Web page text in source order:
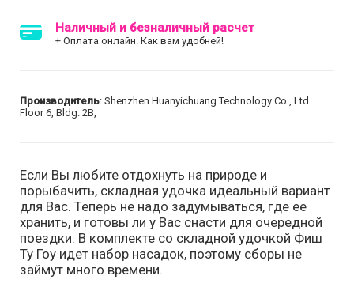
Наличный и безналичный расчет
+ Оплата онлайн. Как вам удобней!
Производитель: Shenzhen Huanyichuang Technology Co., Ltd.
Floor 6, Bldg. 2B,
Если Вы любите отдохнуть на природе и
порыбачить, складная удочка идеальный вариант
для Вас. Теперь не надо задумываться, где ее
хранить, и готовы ли у Вас снасти для очередной
поездки. В комплекте со складной удочкой Фиш
Ту Гоу идет набор насадок, поэтому сборы не
займут много времени.